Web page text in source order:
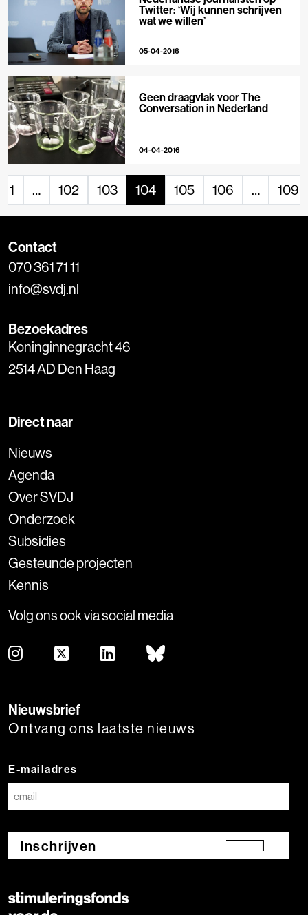
Twitter: ‘Wij kunnen schrijven
wat we willen’
05-04-2016
Geen draagvlak voor The
Conversation in Nederland
04-04-2016
1 … 102 103 104 105 106 … 109
Contact
070 361 71 11
info@svdj.nl
Bezoekadres
Koninginnegracht 46
2514 AD Den Haag
Direct naar
Nieuws
Agenda
Over SVDJ
Onderzoek
Subsidies
Gesteunde projecten
Kennis
Volg ons ook via social media
Nieuwsbrief
Ontvang ons laatste nieuws
E-mailadres
Inschrijven